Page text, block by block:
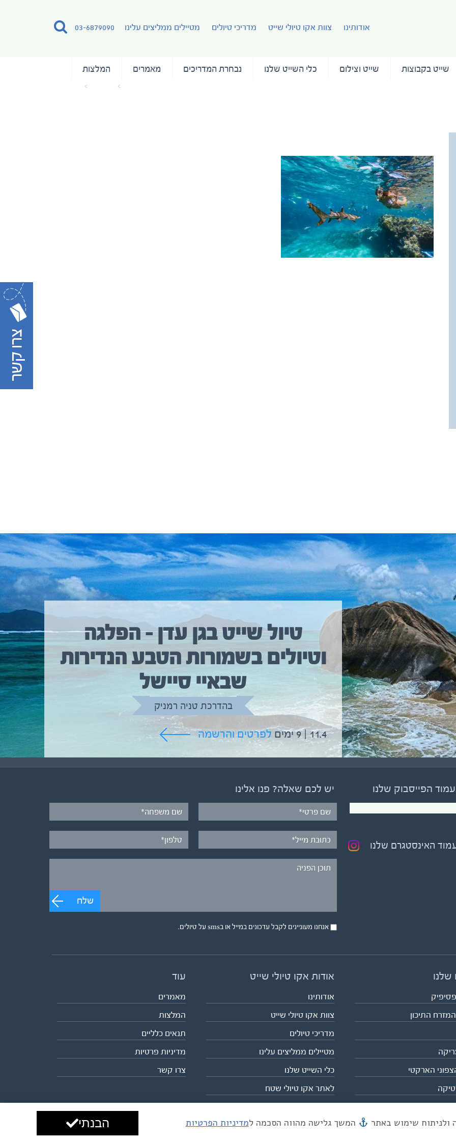
03-6879090 אודותינו צוות אקו טיולי שייט מדריכי טיולים מטיילים ממליצים עלינו
שייט בקבוצות שייט וצילום כלי השייט שלנו נבחרת המדריכים מאמרים המלצות
טיול שייט בגן עדן – הפלגה
וטיולים בשמורות הטבע הנדירות
שבאיי סיישל
בהדרכת טניה רמניק
11.4 | 9 ימים לפרטים והרשמה
טיול שייט מקיף איסלנד
בהדרכת גיל יניב
5.6 | 12 ימים לפרטים והרשמה
הפייסבוק שלנו
האינסטגרם שלנו
יש לכם שאלה? פנו אלינו
שלח
אנחנו מעוניינים לקבל עדכונים במייל או בsms על טיולים.
שלנו
התיכון
הארקטי
אודות אקו טיולי שייט
אודותינו
צוות אקו טיולי שייט
מדריכי טיולים
מטיילים ממליצים עלינו
כלי השייט שלנו
לאתר אקו טיולי שטח
עוד
מאמרים
המלצות
תנאים כלליים
מדיניות פרטיות
צרו קשר
מייל mail@eco.co.il | כתובתנו המסגר 55, תל אביב עיצוב ופיתוח: ביבר גלובל
המשך גלישה מהווה הסכמה למדיניות הפרטיות הבנתי